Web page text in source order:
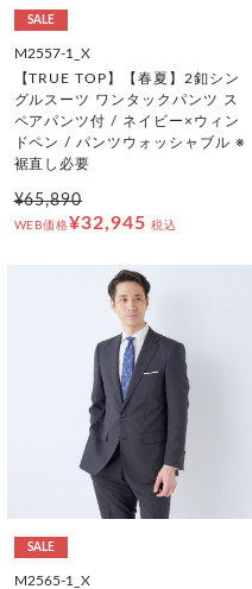
SALE
M2557-1_X
【TRUE TOP】【春夏】2釦シン
グルスーツ ワンタックパンツ ス
ペアパンツ付 / ネイビー×ウィン
ドペン / パンツウォッシャブル ※
裾直し必要
¥65,890
WEB価格¥32,945 税込
SALE
M2565-1_X